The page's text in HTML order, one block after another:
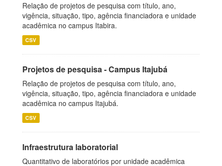
Relação de projetos de pesquisa com título, ano,
vigência, situação, tipo, agência financiadora e unidade
acadêmica no campus Itabira.
CSV
Projetos de pesquisa - Campus Itajubá
Relação de projetos de pesquisa com título, ano,
vigência, situação, tipo, agência financiadora e unidade
acadêmica no campus Itajubá.
CSV
Infraestrutura laboratorial
Quantitativo de laboratórios por unidade acadêmica